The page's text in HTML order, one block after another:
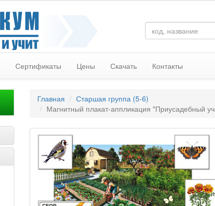
Сертификаты Цены Скачать Контакты
Главная
Старшая группа (5-6)
Магнитный плакат-аппликация "Приусадебный